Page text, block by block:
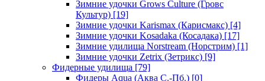
Зимние удочки Grows Culture (Гровс
Культур) [19]
Зимние удочки Karismax (Карисмакс) [4]
Зимние удочки Kosadaka (Косадака) [17]
Зимние удилища Norstream (Норстрим) [1]
Зимние удочки Zetrix (Зетрикс) [9]
Фидерные удилища [79]
Фидеры Aqua (Аква С.-Пб.) [0]